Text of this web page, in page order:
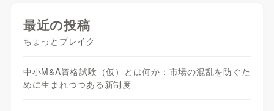
最近の投稿
ちょっとブレイク
中小M&A資格試験（仮）とは何か：市場の混乱を防ぐた
めに生まれつつある新制度